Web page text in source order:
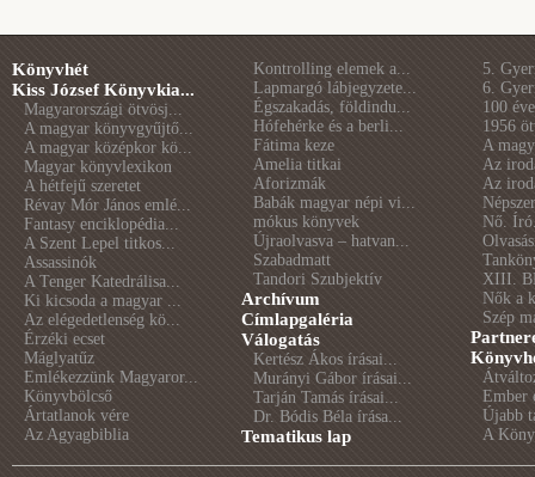
Könyvhét
Kiss József Könyvkia...
Magyarországi ötvösj...
A magyar könyvgyűjtő...
A magyar középkor kö...
Magyar könyvlexikon
A hétfejű szeretet
Révay Mór János emlé...
Fantasy enciklopédia...
A Szent Lepel titkos...
Assassinók
A Tenger Katedrálisa...
Ki kicsoda a magyar ...
Az elégedetlenség kö...
Érzéki ecset
Máglyatűz
Emlékezzünk Magyaror...
Könyvbölcső
Ártatlanok vére
Az Agyagbiblia
Kontrolling elemek a...
Lapmargó lábjegyzete...
Égszakadás, földindu...
Hófehérke és a berli...
Fátima keze
Amelia titkai
Aforizmák
Babák magyar népi vi...
mókus könyvek
Újraolvasva – hatvan...
Szabadmatt
Tandori Szubjektív
Archívum
Címlapgaléria
Válogatás
Kertész Ákos írásai...
Murányi Gábor írásai...
Tarján Tamás írásai...
Dr. Bódis Béla írása...
Tematikus lap
5.
6.
100
1956
A
Az
Az
Nő.
XIII.
Nők a
Szép
Ember
Újabb
A